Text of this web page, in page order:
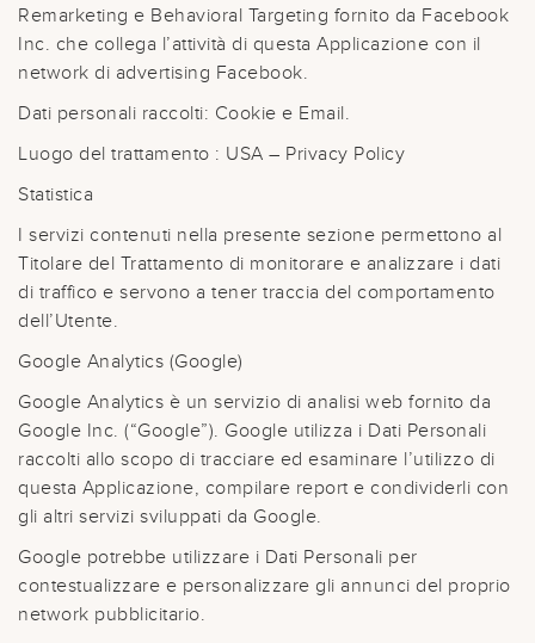
Remarketing e Behavioral Targeting fornito da Facebook
Inc. che collega l’attività di questa Applicazione con il
network di advertising Facebook.
Dati personali raccolti: Cookie e Email.
Luogo del trattamento : USA – Privacy Policy
Statistica
I servizi contenuti nella presente sezione permettono al
Titolare del Trattamento di monitorare e analizzare i dati
di traffico e servono a tener traccia del comportamento
dell’Utente.
Google Analytics (Google)
Google Analytics è un servizio di analisi web fornito da
Google Inc. (“Google”). Google utilizza i Dati Personali
raccolti allo scopo di tracciare ed esaminare l’utilizzo di
questa Applicazione, compilare report e condividerli con
gli altri servizi sviluppati da Google.
Google potrebbe utilizzare i Dati Personali per
contestualizzare e personalizzare gli annunci del proprio
network pubblicitario.